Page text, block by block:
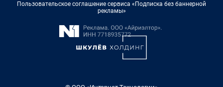
Пользовательское соглашение сервиса «Подписка без баннерной
рекламы»